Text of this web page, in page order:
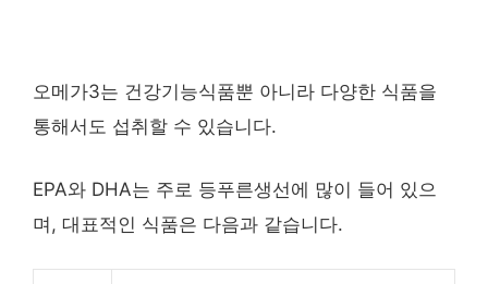
오메가3는 건강기능식품뿐 아니라 다양한 식품을
통해서도 섭취할 수 있습니다.
EPA와 DHA는 주로 등푸른생선에 많이 들어 있으
며, 대표적인 식품은 다음과 같습니다.